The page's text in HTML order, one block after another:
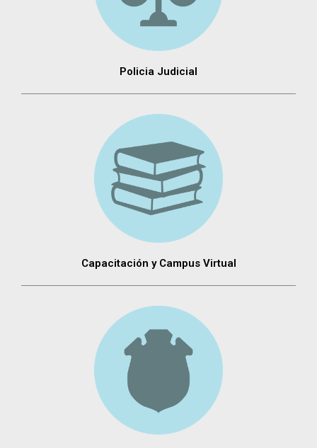
Policia Judicial
Capacitación y Campus Virtual